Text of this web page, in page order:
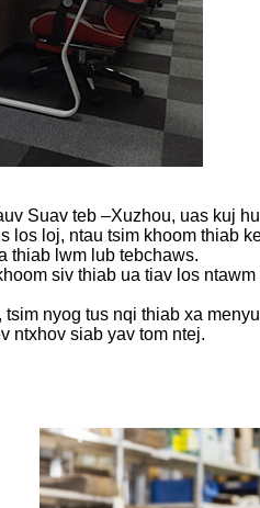
Suav teb –Xuzhou, uas kuj
los loj, ntau tsim khoom
thiab lwm lub tebchaws.
siv thiab ua tiav los
nyog tus nqi thiab xa
ntxhov siab yav tom ntej.